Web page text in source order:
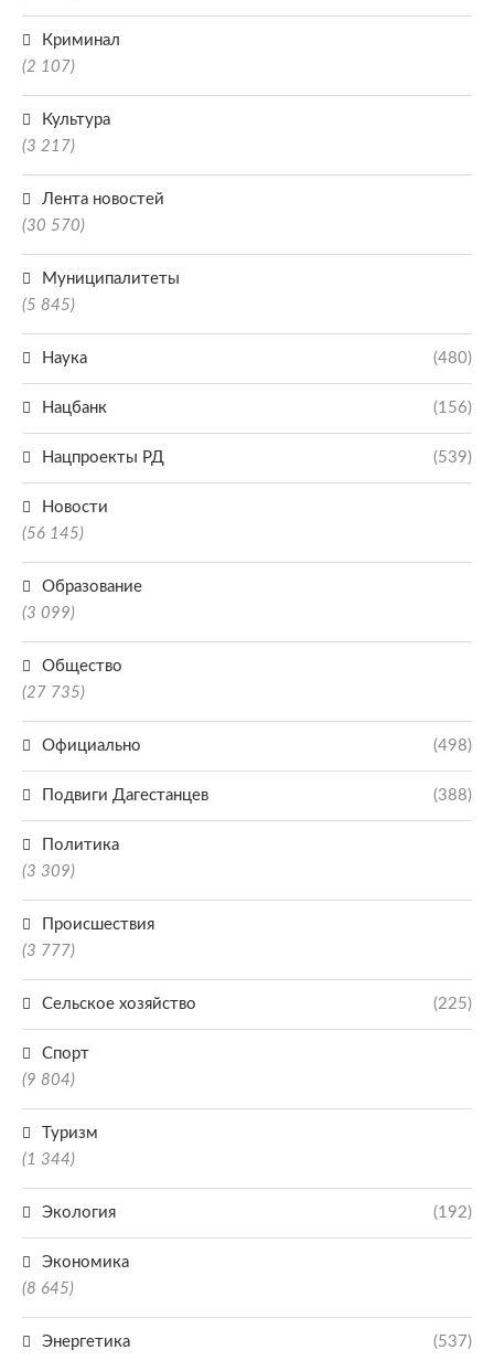
Криминал
(2 107)
Культура
(3 217)
Лента новостей
(30 570)
Муниципалитеты
(5 845)
Наука (480)
Нацбанк (156)
Нацпроекты РД (539)
Новости
(56 145)
Образование
(3 099)
Общество
(27 735)
Официально (498)
Подвиги Дагестанцев (388)
Политика
(3 309)
Происшествия
(3 777)
Сельское хозяйство (225)
Спорт
(9 804)
Туризм
(1 344)
Экология (192)
Экономика
(8 645)
Энергетика (537)